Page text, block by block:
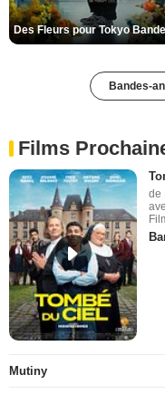
Bandes-
Films
de
Mutiny